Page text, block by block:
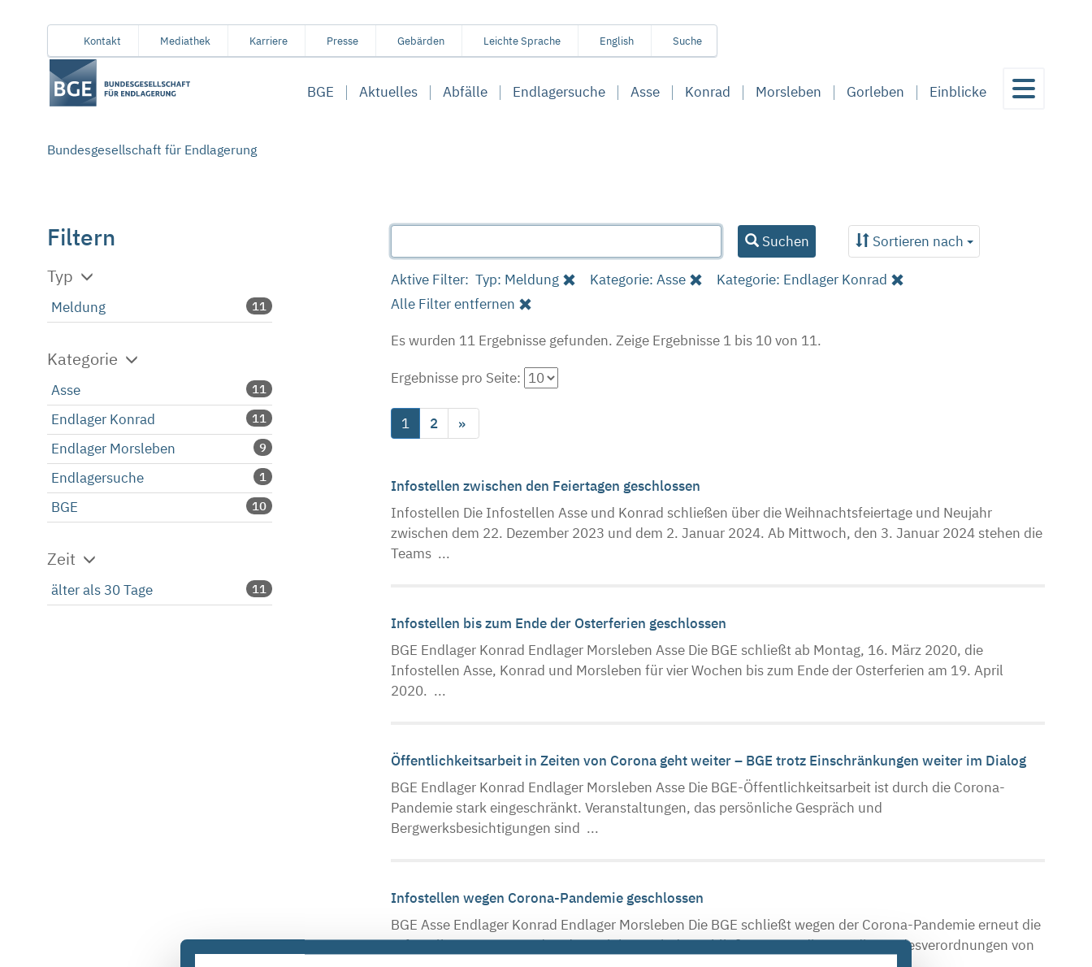
InhaltsbereichKontakt Mediathek Karriere Presse Gebärden Leichte Sprache English Suche
BGE Aktuelles Abfälle Endlagersuche Asse Konrad Morsleben Gorleben Einblicke
Bundesgesellschaft für Endlagerung
Suchen Sortieren nach
Filtern
Typ
Meldung 11
Kategorie
Asse 11
Endlager Konrad 11
Endlager Morsleben 9
Endlagersuche 1
BGE 10
Zeit
älter als 30 Tage 11
Aktive Filter: Typ: Meldung Kategorie: Asse
Kategorie: Endlager Konrad
Alle Filter entfernen
Es wurden 11 Ergebnisse gefunden. Zeige Ergebnisse 1 bis 10 von 11.
Ergebnisse pro Seite:
1 2 »
Infostellen zwischen den Feiertagen geschlossen
Infostellen Die Infostellen Asse und Konrad schließen über die Weihnachtsfeiertage und Neujahr
zwischen dem 22. Dezember 2023 und dem 2. Januar 2024. Ab Mittwoch, den 3. Januar 2024 stehen die
Teams ...
Infostellen bis zum Ende der Osterferien geschlossen
BGE Endlager Konrad Endlager Morsleben Asse Die BGE schließt ab Montag, 16. März 2020, die
Infostellen Asse, Konrad und Morsleben für vier Wochen bis zum Ende der Osterferien am 19. April
2020. ...
Öffentlichkeitsarbeit in Zeiten von Corona geht weiter – BGE trotz Einschränkungen weiter im Dialog
BGE Endlager Konrad Endlager Morsleben Asse Die BGE-Öffentlichkeitsarbeit ist durch die Corona-
Pandemie stark eingeschränkt. Veranstaltungen, das persönliche Gespräch und
Bergwerksbesichtigungen sind ...
Infostellen wegen Corona-Pandemie geschlossen
BGE Asse Endlager Konrad Endlager Morsleben Die BGE schließt wegen der Corona-Pandemie erneut die
Infostellen Asse, Konrad und Morsleben. Mit der Schließung setzt die BGE die Landesverordnungen von